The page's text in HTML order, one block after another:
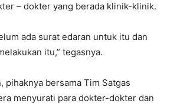
– dokter yang berada klinik-klinik.
ada surat edaran untuk itu dan
itu,” tegasnya.
pihaknya bersama Tim Satgas
menyurati para dokter-dokter dan